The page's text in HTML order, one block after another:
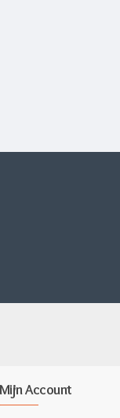
Mijn Account